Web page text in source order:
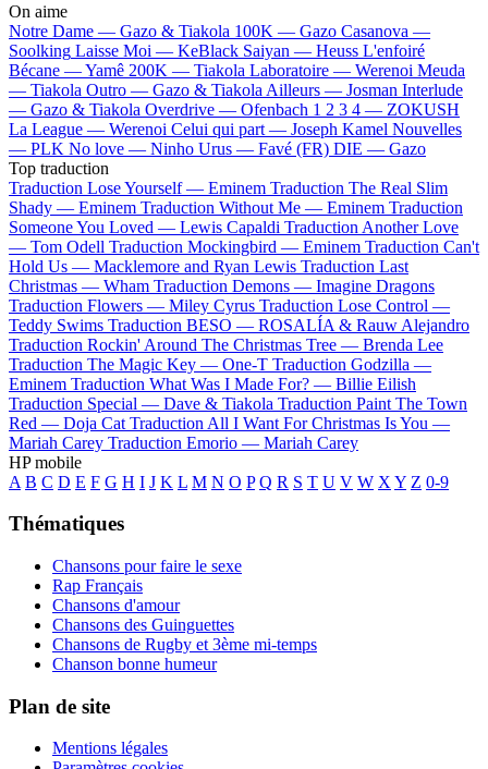
On aime
Notre Dame — Gazo & Tiakola 100K — Gazo Casanova —
Soolking Laisse Moi — KeBlack Saiyan — Heuss L'enfoiré
Bécane —Yamê 200K — Tiakola Laboratoire — Werenoi Meuda
— Tiakola Outro — Gazo & Tiakola Ailleurs — Josman Interlude
— Gazo & Tiakola Overdrive — Ofenbach 1 2 3 4 — ZOKUSH
La League — Werenoi Celui qui part — Joseph Kamel Nouvelles
— PLK No love — Ninho Urus — Favé (FR) DIE — Gazo
Top traduction
Traduction Lose Yourself — Eminem Traduction The Real Slim
Shady — Eminem Traduction Without Me — Eminem Traduction
Someone You Loved — Lewis Capaldi Traduction Another Love
— Tom Odell Traduction Mockingbird — Eminem Traduction Can't
Hold Us — Macklemore and Ryan Lewis Traduction Last
Christmas — Wham Traduction Demons — Imagine Dragons
Traduction Flowers — Miley Cyrus Traduction Lose Control —
Teddy Swims Traduction BESO — ROSALÍA & Rauw Alejandro
Traduction Rockin' Around The Christmas Tree — Brenda Lee
Traduction The Magic Key — One-T Traduction Godzilla —
Eminem Traduction What Was I Made For? — Billie Eilish
Traduction Special — Dave & Tiakola Traduction Paint The Town
Red — Doja Cat Traduction All I Want For Christmas Is You —
Mariah Carey Traduction Emorio — Mariah Carey
HP mobile
A B C D E F G H I J K L M N O P Q R S T U V W X Y Z 0-9
Thématiques
Chansons pour faire le sexe
Rap Français
Chansons d'amour
Chansons des Guinguettes
Chansons de Rugby et 3ème mi-temps
Chanson bonne humeur
Plan de site
Mentions légales